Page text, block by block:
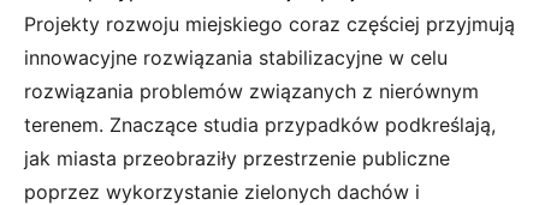
Projekty rozwoju miejskiego coraz częściej przyjmują
innowacyjne rozwiązania stabilizacyjne w celu
rozwiązania problemów związanych z nierównym
terenem. Znaczące studia przypadków podkreślają,
jak miasta przeobraziły przestrzenie publiczne
poprzez wykorzystanie zielonych dachów i